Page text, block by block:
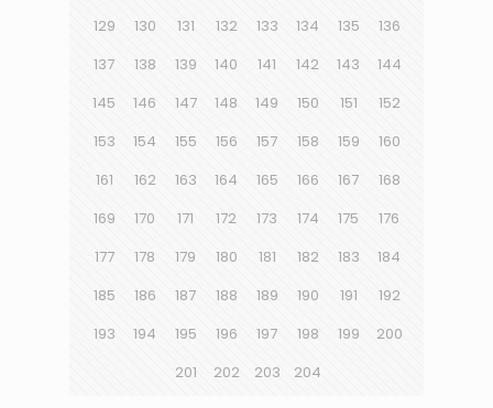
129
130 131 132 133 134 135
136
137
138 139 140 141 142 143
144
145
146 147 148 149 150 151
152
153
154 155 156 157 158 159
160
161
162 163 164 165 166 167
168
169
170 171 172 173 174 175
176
177
178 179 180 181 182 183
184
185
186 187 188 189 190 191
192
193
194 195 196 197 198 199
200
201
202 203 204